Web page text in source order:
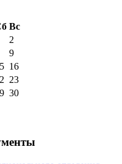
Вс
2
9
16
23
30